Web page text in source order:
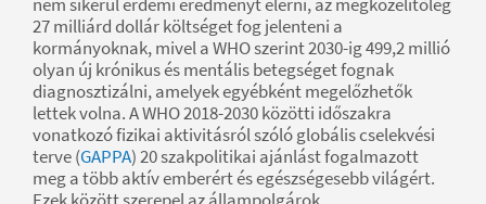
27 milliárd dollár költséget fog jelenteni a
kormányoknak, mivel a WHO szerint 2030-ig 499,2 millió
olyan új krónikus és mentális betegséget fognak
diagnosztizálni, amelyek egyébként megelőzhetők
lettek volna. A WHO 2018-2030 közötti időszakra
vonatkozó fizikai aktivitásról szóló globális cselekvési
terve (GAPPA) 20 szakpolitikai ajánlást fogalmazott
meg a több aktív emberért és egészségesebb világért.